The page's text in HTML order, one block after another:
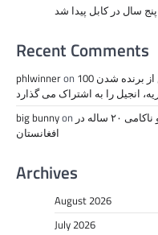
سال در کابل پیدا شد
Recent Comments
phlwinneron برنده نیم فصل فوتبال کالج پس از برنده شدن 100G دلار
انجیل را به اشتراک می گذارد
big bunnyon یازدهم سپتامبر؛ آغاز جنگ بی‌پایان آمریکا و ناکامی ۲۰ ساله در
افغانستان
Archives
August 2026
July 2026